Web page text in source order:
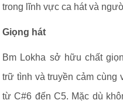
trong lĩnh vực ca hát và
Giọng hát
Bm Lokha sở hữu chất
trữ tình và truyền cảm cùng
từ C#6 đến C5. Mặc dù